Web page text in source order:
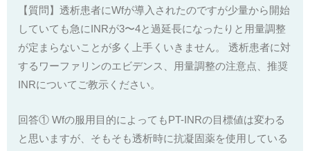
【質問】透析患者にWfが導入されたのですが少量から開始
していても急に INRが3〜4と過延長になったりと用量調整
が定まらないことが多く上手くいきません。 透析患者に対
するワーファリンのエビデンス、用量調整の注意点、 推奨
INRについてご教示ください。
回答① Wfの服用目的によってもPT-INRの目標値は変わる
と思いますが、そもそも透析時に抗凝固薬を使用している